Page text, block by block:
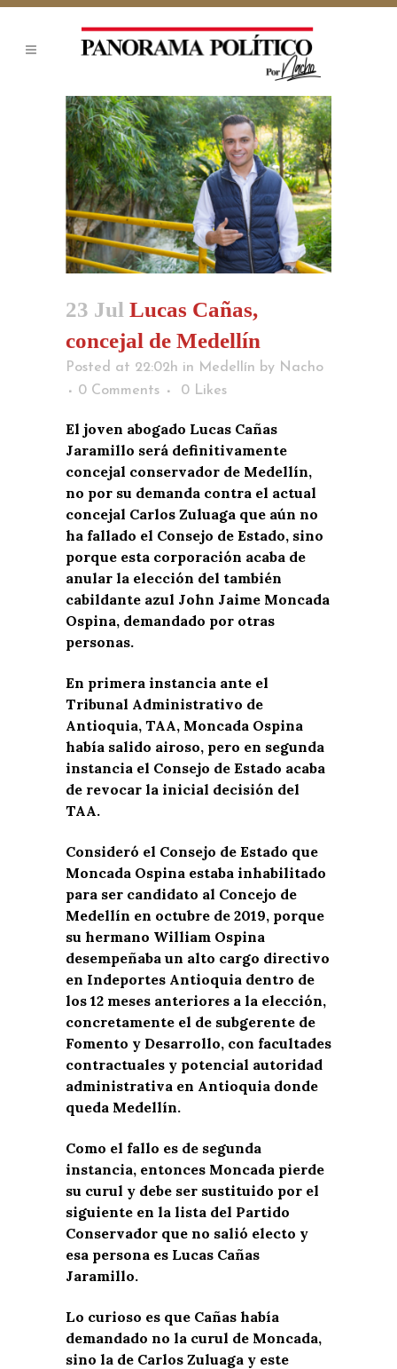
23 Jul Lucas Cañas,
concejal de Medellín
Posted at 22:02h in Medellín by Nacho
0 Comments
0 Likes
El joven abogado Lucas Cañas
Jaramillo será definitivamente
concejal conservador de Medellín,
no por su demanda contra el actual
concejal Carlos Zuluaga que aún no
ha fallado el Consejo de Estado, sino
porque esta corporación acaba de
anular la elección del también
cabildante azul John Jaime Moncada
Ospina, demandado por otras
personas.
En primera instancia ante el
Tribunal Administrativo de
Antioquia, TAA, Moncada Ospina
había salido airoso, pero en segunda
instancia el Consejo de Estado acaba
de revocar la inicial decisión del
TAA.
Consideró el Consejo de Estado que
Moncada Ospina estaba inhabilitado
para ser candidato al Concejo de
Medellín en octubre de 2019, porque
su hermano William Ospina
desempeñaba un alto cargo directivo
en Indeportes Antioquia dentro de
los 12 meses anteriores a la elección,
concretamente el de subgerente de
Fomento y Desarrollo, con facultades
contractuales y potencial autoridad
administrativa en Antioquia donde
queda Medellín.
Como el fallo es de segunda
instancia, entonces Moncada pierde
su curul y debe ser sustituido por el
siguiente en la lista del Partido
Conservador que no salió electo y
esa persona es Lucas Cañas
Jaramillo.
Lo curioso es que Cañas había
demandado no la curul de Moncada,
sino la de Carlos Zuluaga y este